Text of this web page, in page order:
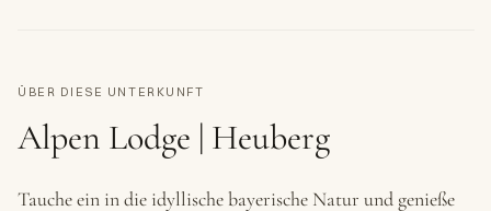
ÜBER DIESE UNTERKUNFT
Alpen Lodge | Heuberg
Tauche ein in die idyllische bayerische Natur und genieße